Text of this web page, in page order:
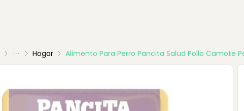
Hogar Alimento Para Perro Pancita Salud Pollo Camote